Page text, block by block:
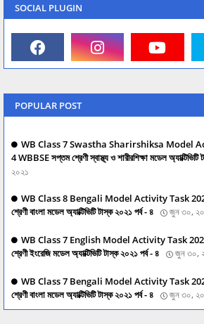
SOCIAL PLUGIN
POPULAR POST
WB Class 7 Swastha Sharirshiksa Model
4 WBBSE সপ্তম শ্রেণী স্বাস্থ্য ও শারীরশিক্ষা মডেল অ্যাক্টিভিটি
২০২১
WB Class 8 Bengali Model Activity Task
শ্রেণী বাংলা মডেল অ্যাক্টিভিটি টাস্ক ২০২১ পর্ব - ৪
জুন ৩০,
WB Class 7 English Model Activity Task
শ্রেণী ইংরেজি মডেল অ্যাক্টিভিটি টাস্ক ২০২১ পর্ব - ৪
জুন ৩০,
WB Class 7 Bengali Model Activity Task
শ্রেণী বাংলা মডেল অ্যাক্টিভিটি টাস্ক ২০২১ পর্ব - ৪
জুন ৩০,